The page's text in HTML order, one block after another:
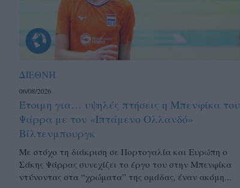
ΔΙΕΘΝΗ
06/08/2026
Έτοιμη για… υψηλές πτήσεις η Μπενφίκα του
Ψάρρα με τον «Ιπτάμενο Ολλανδό»
Βίλτενμπουργκ
Mε στόχο τη διάκριση σε Πορτογαλία και Ευρώπη ο
Σάκης Ψάρρας συνεχίζει το έργο του στην Μπενφίκα
ντύνοντας στα “χρώματα” της ομάδας, έναν ακόμη...